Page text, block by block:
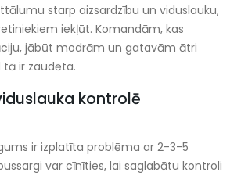
starp aizsardzību un viduslauku,
iekļūt. Komandām, kas
jābūt modrām un gatavām ātri
ir zaudēta.
kontrolē
ir izplatīta problēma ar 2-3-5
var cīnīties, lai saglabātu kontroli